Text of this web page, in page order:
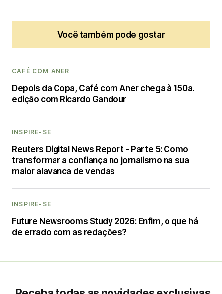
Você também pode gostar
CAFÉ COM ANER
Depois da Copa, Café com Aner chega à 150a.
edição com Ricardo Gandour
INSPIRE-SE
Reuters Digital News Report - Parte 5: Como
transformar a confiança no jornalismo na sua
maior alavanca de vendas
INSPIRE-SE
Future Newsrooms Study 2026: Enfim, o que há
de errado com as redações?